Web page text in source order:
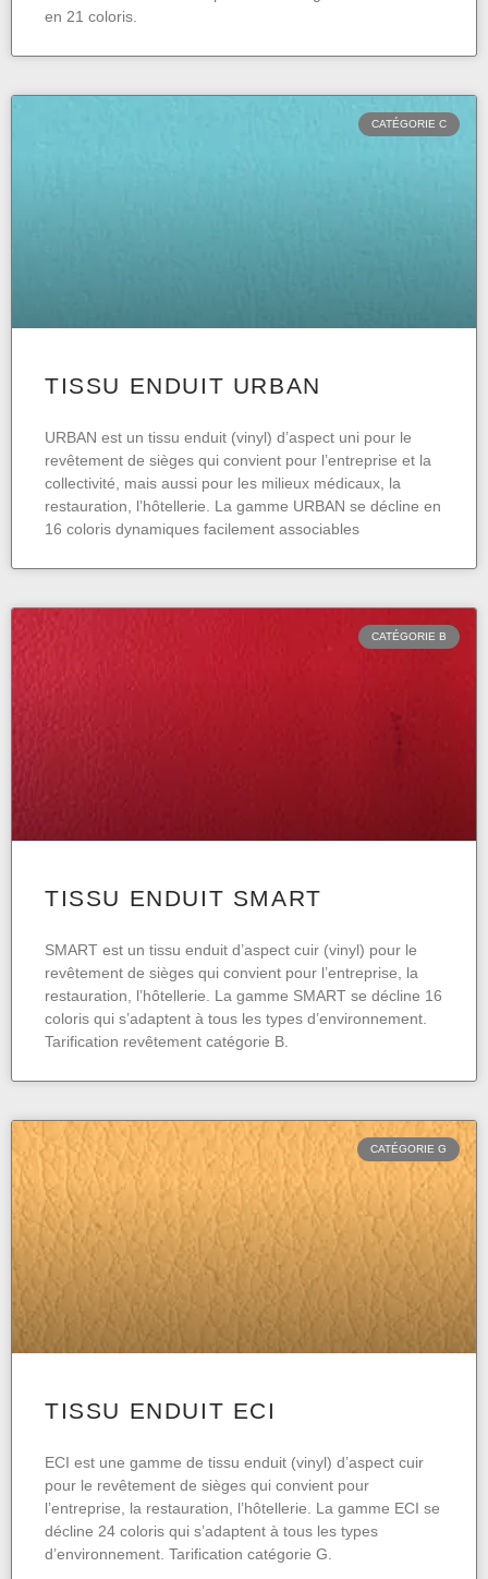
en 21 coloris.
CATÉGORIE C
TISSU ENDUIT URBAN
URBAN est un tissu enduit (vinyl) d’aspect uni pour le
revêtement de sièges qui convient pour l’entreprise et la
collectivité, mais aussi pour les milieux médicaux, la
restauration, l’hôtellerie. La gamme URBAN se décline en
16 coloris dynamiques facilement associables
CATÉGORIE B
TISSU ENDUIT SMART
SMART est un tissu enduit d’aspect cuir (vinyl) pour le
revêtement de sièges qui convient pour l’entreprise, la
restauration, l’hôtellerie. La gamme SMART se décline 16
coloris qui s’adaptent à tous les types d’environnement.
Tarification revêtement catégorie B.
CATÉGORIE G
TISSU ENDUIT ECI
ECI est une gamme de tissu enduit (vinyl) d’aspect cuir
pour le revêtement de sièges qui convient pour
l’entreprise, la restauration, l’hôtellerie. La gamme ECI se
décline 24 coloris qui s’adaptent à tous les types
d’environnement. Tarification catégorie G.